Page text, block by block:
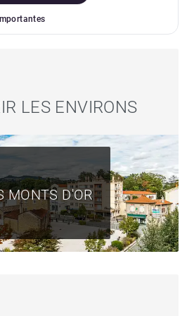
sur le site Géorisques :
LES ENVIRONS
MONTS D'OR